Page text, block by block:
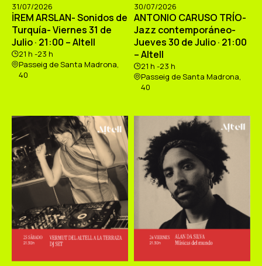
31/07/2026
İREM ARSLAN- Sonidos de
Turquía- Viernes 31 de
Julio · 21:00 – Altell
21 h -23 h
Passeig de Santa Madrona,
40
30/07/2026
ANTONIO CARUSO TRÍO-
Jazz contemporáneo-
Jueves 30 de Julio · 21:00
– Altell
21 h -23 h
Passeig de Santa Madrona,
40